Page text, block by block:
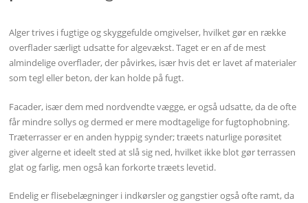
Alger trives i fugtige og skyggefulde omgivelser, hvilket gør en række
overflader særligt udsatte for algevækst. Taget er en af de mest
almindelige overflader, der påvirkes, især hvis det er lavet af materialer
som tegl eller beton, der kan holde på fugt.
Facader, især dem med nordvendte vægge, er også udsatte, da de ofte
får mindre sollys og dermed er mere modtagelige for fugtophobning.
Træterrasser er en anden hyppig synder; træets naturlige porøsitet
giver algerne et ideelt sted at slå sig ned, hvilket ikke blot gør terrassen
glat og farlig, men også kan forkorte træets levetid.
Endelig er flisebelægninger i indkørsler og gangstier også ofte ramt, da